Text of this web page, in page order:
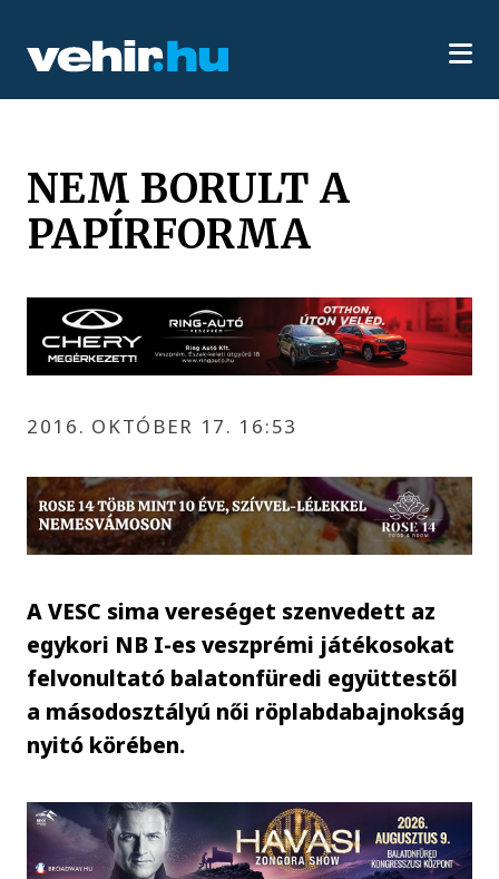
NEM BORULT A
PAPÍRFORMA
2016. OKTÓBER 17. 16:53
A VESC sima vereséget szenvedett az
egykori NB I-es veszprémi játékosokat
felvonultató balatonfüredi együttestől
a másodosztályú női röplabdabajnokság
nyitó körében.